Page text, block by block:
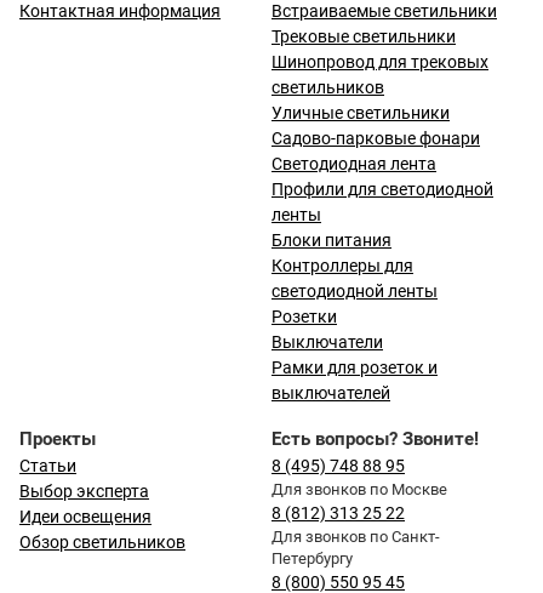
Контактная информация
Встраиваемые светильники
Трековые светильники
Шинопровод для трековых
светильников
Уличные светильники
Садово-парковые фонари
Светодиодная лента
Профили для светодиодной
ленты
Блоки питания
Контроллеры для
светодиодной ленты
Розетки
Выключатели
Рамки для розеток и
выключателей
Проекты
Статьи
Выбор эксперта
Идеи освещения
Обзор светильников
Есть вопросы? Звоните!
8 (495) 748 88 95
Для звонков по Москве
8 (812) 313 25 22
Для звонков по Санкт-
Петербургу
8 (800) 550 95 45